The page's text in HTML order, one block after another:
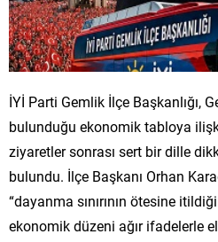
İYİ Parti Gemlik İlçe Başkanlığı,
bulunduğu ekonomik tabloya
ziyaretler sonrası sert bir dille
bulundu. İlçe Başkanı Orhan
“dayanma sınırının ötesine
ekonomik düzeni ağır ifadelerle